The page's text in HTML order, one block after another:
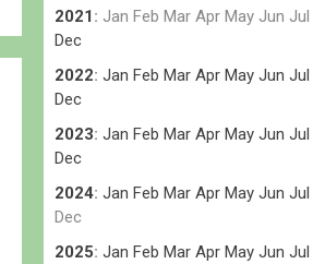
2021 : Jan Feb Mar Apr May Jun Jul
Dec
2022: Jan Feb Mar Apr May Jun Jul
Dec
2023: Jan Feb Mar Apr May Jun Jul
Dec
2024: Jan Feb Mar Apr May Jun Jul
Dec
2025: Jan Feb Mar Apr May Jun Jul